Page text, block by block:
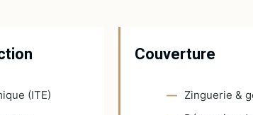
(ITE)
Couverture
Zinguerie &